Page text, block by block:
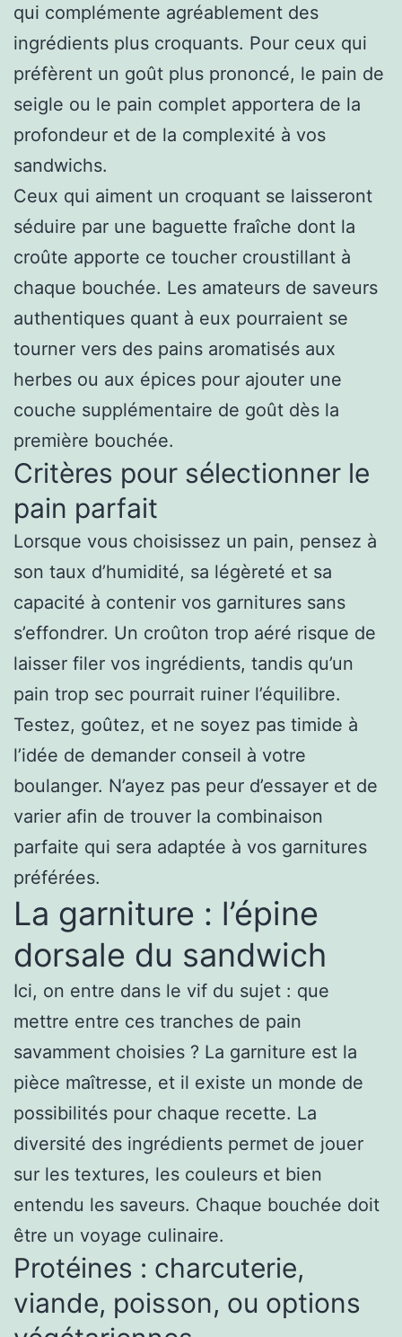
qui complémente agréablement des
ingrédients plus croquants. Pour ceux qui
préfèrent un goût plus prononcé, le pain de
seigle ou le pain complet apportera de la
profondeur et de la complexité à vos
sandwichs.
Ceux qui aiment un croquant se laisseront
séduire par une baguette fraîche dont la
croûte apporte ce toucher croustillant à
chaque bouchée. Les amateurs de saveurs
authentiques quant à eux pourraient se
tourner vers des pains aromatisés aux
herbes ou aux épices pour ajouter une
couche supplémentaire de goût dès la
première bouchée.
Critères pour sélectionner le
pain parfait
Lorsque vous choisissez un pain, pensez à
son taux d’humidité, sa légèreté et sa
capacité à contenir vos garnitures sans
s’effondrer. Un croûton trop aéré risque de
laisser filer vos ingrédients, tandis qu’un
pain trop sec pourrait ruiner l’équilibre.
Testez, goûtez, et ne soyez pas timide à
l’idée de demander conseil à votre
boulanger. N’ayez pas peur d’essayer et de
varier afin de trouver la combinaison
parfaite qui sera adaptée à vos garnitures
préférées.
La garniture : l’épine
dorsale du sandwich
Ici, on entre dans le vif du sujet : que
mettre entre ces tranches de pain
savamment choisies ? La garniture est la
pièce maîtresse, et il existe un monde de
possibilités pour chaque recette. La
diversité des ingrédients permet de jouer
sur les textures, les couleurs et bien
entendu les saveurs. Chaque bouchée doit
être un voyage culinaire.
Protéines : charcuterie,
viande, poisson, ou options